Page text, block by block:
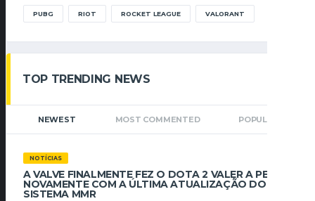
PUBG RIOT ROCKET LEAGUE VALORANT
TOP TRENDING NEWS
NEWEST MOST COMMENTED POPULAR
NOTÍCIAS
A VALVE FINALMENTE FEZ O DOTA 2 VALER A PENA
NOVAMENTE COM A ÚLTIMA ATUALIZAÇÃO DO
SISTEMA MMR